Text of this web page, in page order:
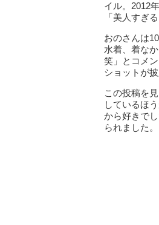
イル。2012
「美人すぎ
おのさんは
水着、着な
笑」とコメ
ショットが
この投稿を
しているほ
から好きで
られました。